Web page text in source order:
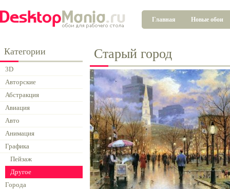
Главная Новые обои
Категории
3D
Авторские
Абстракция
Авиация
Авто
Анимация
Графика
Пейзаж
Другое
Города
Старый город